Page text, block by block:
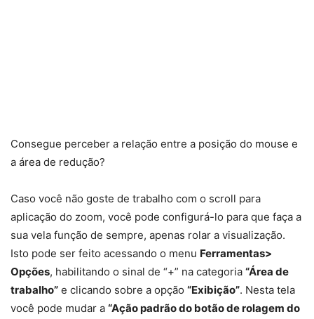
Consegue perceber a relação entre a posição do mouse e
a área de redução?
Caso você não goste de trabalho com o scroll para
aplicação do zoom, você pode configurá-lo para que faça a
sua vela função de sempre, apenas rolar a visualização.
Isto pode ser feito acessando o menu Ferramentas>
Opções, habilitando o sinal de “+” na categoria “Área de
trabalho” e clicando sobre a opção “Exibição”. Nesta tela
você pode mudar a “Ação padrão do botão de rolagem do